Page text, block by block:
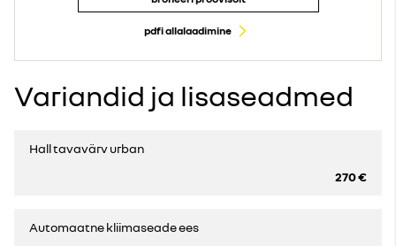
pdfi allalaadimine
Variandid ja lisaseadmed
Hall tavavärv urban
270 €
Automaatne kliimaseade ees